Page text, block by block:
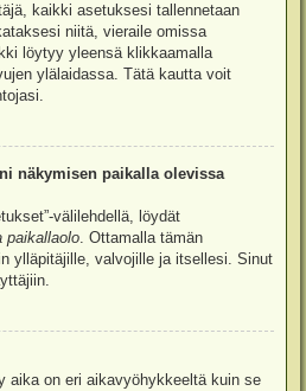
kaikki asetuksesi tallennetaan
niitä, vieraile omissa
löytyy yleensä klikkaamalla
ylälaidassa. Tätä kautta voit
näkymisen paikalla olevissa
välilehdellä, löydät
paikallaolo. Ottamalla tämän
ylläpitäjille, valvojille ja itsellesi. Sinut
aika on eri aikavyöhykkeeltä kuin se